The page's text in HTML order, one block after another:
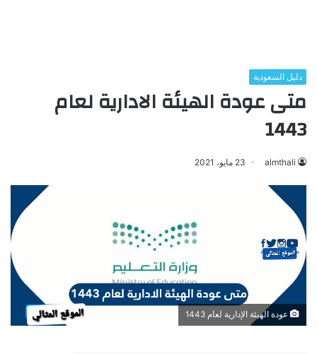
دليل السعودية
متى عودة الهيئة الادارية لعام
1443
almthali 23 مايو، 2021
عودة الهيئة الإدارية لعام 1443